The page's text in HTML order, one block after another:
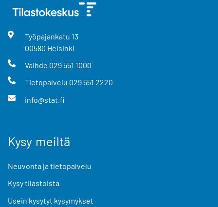
Työpajankatu 13
00580 Helsinki
Vaihde 029 551 1000
Tietopalvelu 029 551 2220
info@stat.fi
Kysy meiltä
Neuvonta ja tietopalvelu
Kysy tilastoista
Usein kysytyt kysymykset